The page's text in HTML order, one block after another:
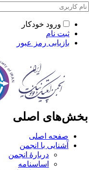
ورود خودکار
ثبت نام
بازیابی رمز عبور
اصلی
صفحه اصلی
آشنایی با انجمن
دربارۀ انجمن
اساسنامه